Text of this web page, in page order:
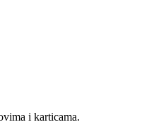
i karticama.